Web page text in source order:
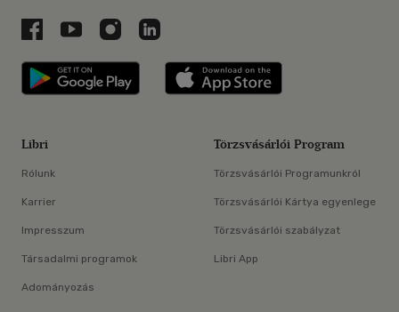
Libri a Facebookon
Libri a Youtube-on
Libri az Instagramon
Libri a LinkedInen
Libri applikáció Szerezd meg: Google
Libri
Rólunk
Karrier
Impresszum
Társadalmi programok
Adományozás
Törzsvásárlói Program
Törzsvásárlói Programunkról
Törzsvásárlói Kártya egyenlege
Törzsvásárlói szabályzat
Libri App